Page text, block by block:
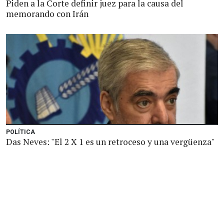
Piden a la Corte definir juez para la causa del
memorando con Irán
POLÍTICA
Das Neves: "El 2 X 1 es un retroceso y una vergüenza"